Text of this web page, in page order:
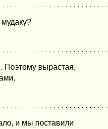
Поэтому вырастая,
и мы поставили